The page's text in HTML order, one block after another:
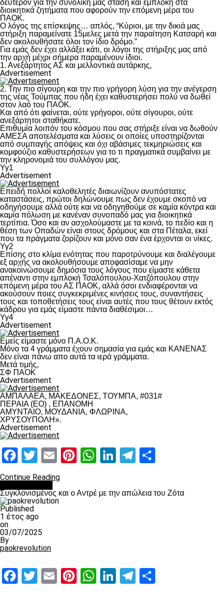
δεύτερον για την συνολική μας στάση και εμπλοκή στα
διοικητικά ζητήματα που αφορούν την επόμενη μέρα του
ΠΑΟΚ.
Ο λόγος της επίσκεψης… απλός, “Κύριοι, με την δικιά μας
στήριξη παραμείνατε 15μελες μετά την παραίτηση Κατσαρή και
δεν ακολουθήσατε όλοι τον ίδιο δρόμο.”
Για εμάς δεν έχει αλλάξει κάτι, οι λόγοι της στήριξης μας από
την αρχή μέχρι σήμερα παραμένουν ίδιοι.
1. Ανεξάρτητος ΑΣ και μελλοντικά αυτάρκης,
Advertisement
2. Την πιο σίγουρη και την πιο γρήγορη λύση για την ανέγερση
της νέας Τούμπας που ήδη έχει καθυστερήσει πολύ να δωθεί
στον λαό του ΠΑΟΚ.
Και από ότι φαίνεται, ούτε γρήγοροι, ούτε σίγουροι, ούτε
ανεξάρτητοι σταθήκατε.
Επιθυμία λοιπόν του κόσμου που σας στήριξε είναι να δωθούν
ΑΜΕΣΑ αποτελέσματα και λύσεις οι οποίες υποστηρίζονται
από συμπαγής απόψεις και όχι αβάσιμες τεκμηριώσεις και
κομφούζιο καθυστερήσεων για το τι πραγματικά συμβαίνει με
την κληρονομιά του συλλόγου μας.
Υγ1
Advertisement
Επειδή πολλοί καλοθελητές διαιωνίζουν ανυπόστατες
καταστάσεις, πρώτοι δηλώνουμε πως δεν έχουμε σκοπό να
οδηγήσουμε αλλά ούτε και να οδηγηθούμε σε καμία κόντρα και
καμία πόλωση με κανέναν συνοπαδό μας για διοικητικά
τερτίπια. Όσο και αν ασχολούμαστε με τα κοινά, το πεδίο και η
θέση των Οπαδών είναι στους δρόμους και στα Πέταλα, εκεί
που τα πράγματα ζορίζουν και μόνο σαν ένα έρχονται οι νίκες.
Υγ2
Επίσης στο κλίμα ενότητας που παροτρύνουμε και διαλέγουμε
εξ αρχής να ακολουθήσουμε αποφασίσαμε να μην
ανακοινώσουμε δημόσια τους λόγους που είμαστε κάθετα
απέναντι στην εμπλοκή Τσαλόπουλου-Χατζόπουλου στην
επόμενη μέρα του ΑΣ ΠΑΟΚ, αλλά όσοι ενδιαφέρονται να
ακούσουν ποιες συγκεκριμένες κινήσεις τους, συναντήσεις
τους και τοποθετήσεις τους είναι αυτές που τους θέτουν εκτός
κάδρου για εμάς είμαστε πάντα διαθέσιμοι…
Υγ4
Advertisement
Εμείς είμαστε μόνο Π.Α.Ο.Κ.
Μόνο τα 4 γράμματα έχουν σημασία για εμάς και ΚΑΝΕΝΑΣ
δεν είναι πάνω απο αυτά τα ιερά γράμματα.
Μετά τιμής,
ΣΦ ΠΑΟΚ
Advertisement
ΑΜΠΑΛΑΕΑ, ΜΑΚΕΔΟΝΕΣ, ΤΟΥΜΠΑ, #031#
ΠΕΡΑΙΑ (ΕΟ) , ΕΠΑΝΟΜΗ
ΑΜΥΝΤΑΙΟ, ΜΟΥΔΑΝΙΑ, ΦΛΩΡΙΝΑ,
ΧΡΥΣΟΥΠΟΛΗ».
Advertisement
Facebook
Twitter
EmailPinterest
WhatsApp
LinkedIn
Telegram
Continue Reading
Συγκλονισμένος και ο Αντρέ με την απώλεια του Ζότα
Published
1 έτος ago
on
03/07/2025
By
paokrevolution
Facebook
Twitter
EmailPinterest
WhatsApp
LinkedIn
Telegram